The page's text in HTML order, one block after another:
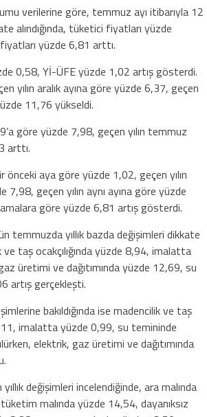
verilerine göre, temmuz ayı itibarıyla 12
alındığında, tüketici fiyatları yüzde
yüzde 6,81 arttı.
0,58, Yİ-ÜFE yüzde 1,02 artış gösterdi.
yılın aralık ayına göre yüzde 6,37, geçen
11,76 yükseldi.
göre yüzde 7,98, geçen yılın temmuz
arttı.
aya göre yüzde 1,02, geçen yılın
7,98, geçen yılın aynı ayına göre yüzde
göre yüzde 6,81 artış gösterdi.
temmuzda yıllık bazda değişimleri dikkate
ve taş ocakçılığında yüzde 8,94, imalatta
üretimi ve dağıtımında yüzde 12,69, su
artış gerçekleşti.
bakıldığında ise madencilik ve taş
imalatta yüzde 0,99, su temininde
elektrik, gaz üretimi ve dağıtımında
değişimleri incelendiğinde, ara malında
malında yüzde 14,54, dayanıksız